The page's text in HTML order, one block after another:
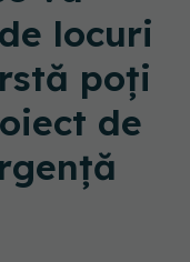
locuri
poți
de